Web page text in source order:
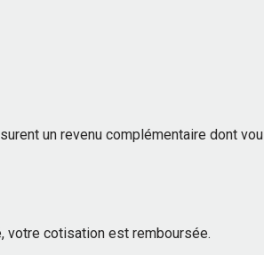
un revenu complémentaire dont
votre cotisation est remboursée.